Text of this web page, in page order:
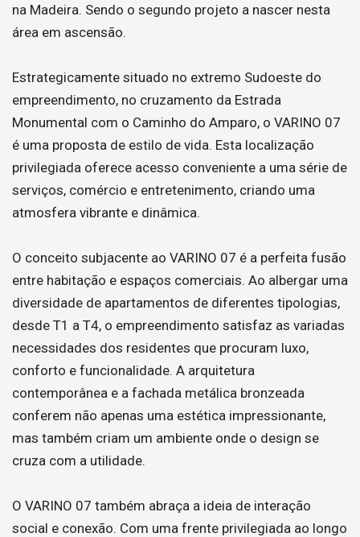
na Madeira. Sendo o segundo projeto a nascer nesta
área em ascensão.
Estrategicamente situado no extremo Sudoeste do
empreendimento, no cruzamento da Estrada
Monumental com o Caminho do Amparo, o VARINO 07
é uma proposta de estilo de vida. Esta localização
privilegiada oferece acesso conveniente a uma série de
serviços, comércio e entretenimento, criando uma
atmosfera vibrante e dinâmica.
O conceito subjacente ao VARINO 07 é a perfeita fusão
entre habitação e espaços comerciais. Ao albergar uma
diversidade de apartamentos de diferentes tipologias,
desde T1 a T4, o empreendimento satisfaz as variadas
necessidades dos residentes que procuram luxo,
conforto e funcionalidade. A arquitetura
contemporânea e a fachada metálica bronzeada
conferem não apenas uma estética impressionante,
mas também criam um ambiente onde o design se
cruza com a utilidade.
O VARINO 07 também abraça a ideia de interação
social e conexão. Com uma frente privilegiada ao longo